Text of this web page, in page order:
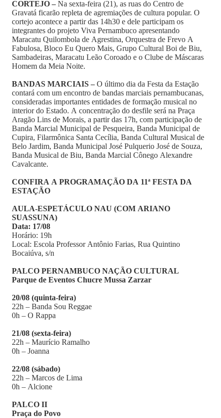
CORTEJO – Na sexta-feira (21), as ruas do Centro de
Gravatá ficarão repleta de agremiações de cultura popular. O
cortejo acontece a partir das 14h30 e dele participam os
integrantes do projeto Viva Pernambuco apresentando
Maracatu Quilombola de Agrestina, Orquestra de Frevo A
Fabulosa, Bloco Eu Quero Mais, Grupo Cultural Boi de Biu,
Sambadeiras, Maracatu Leão Coroado e o Clube de Máscaras
Homem da Meia Noite.
BANDAS MARCIAIS – O último dia da Festa da Estação
contará com um encontro de bandas marciais pernambucanas,
consideradas importantes entidades de formação musical no
interior do Estado. A concentração do desfile será na Praça
Aragão Lins de Morais, a partir das 17h, com participação de
Banda Marcial Municipal de Pesqueira, Banda Municipal de
Cupira, Filarmônica Santa Cecília, Banda Cultural Musical de
Belo Jardim, Banda Municipal José Pulquerio José de Souza,
Banda Musical de Biu, Banda Marcial Cônego Alexandre
Cavalcante.
CONFIRA A PROGRAMAÇÃO DA 11ª FESTA DA
ESTAÇÃO
AULA-ESPETÁCULO NAU (COM ARIANO
SUASSUNA)
Data: 17/08
Horário: 19h
Local: Escola Professor Antônio Farias, Rua Quintino
Bocaiúva, s/n
PALCO PERNAMBUCO NAÇÃO CULTURAL
Parque de Eventos Chucre Mussa Zarzar
20/08 (quinta-feira)
22h – Banda Sou Reggae
0h – O Rappa
21/08 (sexta-feira)
22h – Maurício Ramalho
0h – Joanna
22/08 (sábado)
22h – Marcos de Lima
0h – Alcione
PALCO II
Praça do Povo